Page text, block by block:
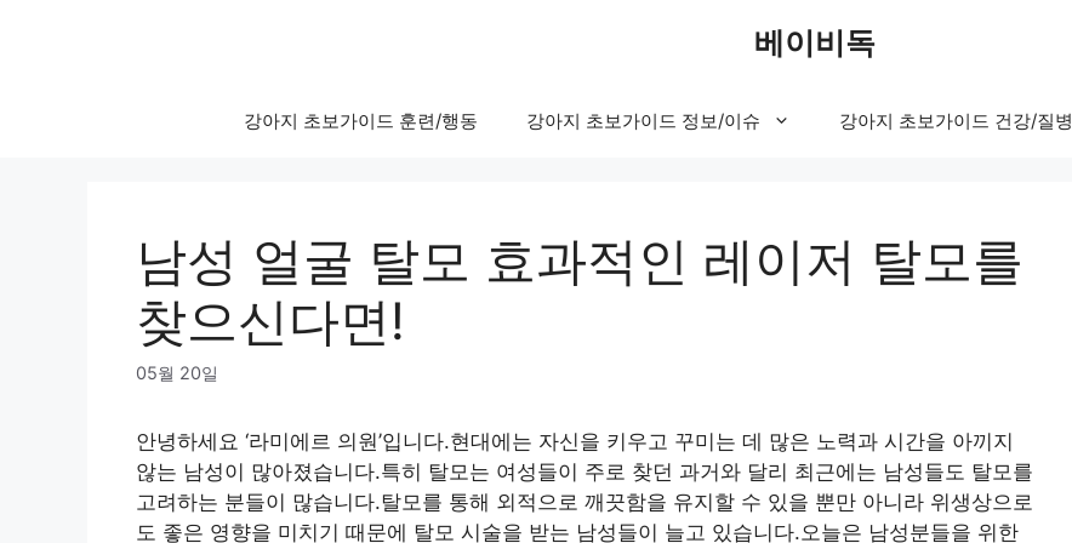
베이비독
강아지 초보가이드 훈련/행동 강아지 초보가이드 정보/이슈 강아지 초보가이드 건강/질병
남성 얼굴 탈모 효과적인 레이저 탈모를
찾으신다면!
05월 20일
안녕하세요 ‘라미에르 의원’입니다.현대에는 자신을 키우고 꾸미는 데 많은 노력과 시간을 아끼지
않는 남성이 많아졌습니다.특히 탈모는 여성들이 주로 찾던 과거와 달리 최근에는 남성들도 탈모를
고려하는 분들이 많습니다.탈모를 통해 외적으로 깨끗함을 유지할 수 있을 뿐만 아니라 위생상으로
도 좋은 영향을 미치기 때문에 탈모 시술을 받는 남성들이 늘고 있습니다.오늘은 남성분들을 위한